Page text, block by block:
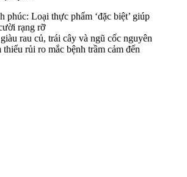
rau củ, trái cây và ngũ cốc nguyên
thiểu rủi ro mắc bệnh trầm cảm đến